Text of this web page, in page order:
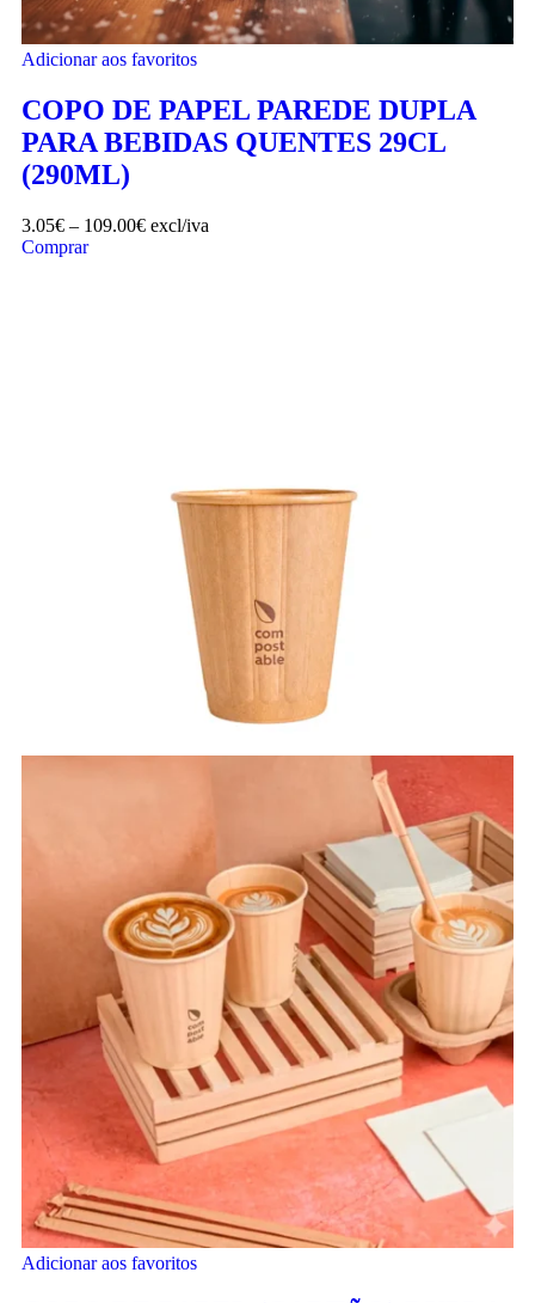
Adicionar aos favoritos
COPO DE PAPEL PAREDE DUPLA
PARA BEBIDAS QUENTES 29CL
(290ML)
3.05€ – 109.00€ excl/iva
Comprar
Adicionar aos favoritos